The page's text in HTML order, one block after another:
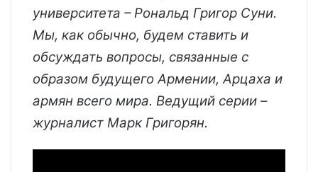
университета – Рональд Григор Суни.
Мы, как обычно, будем ставить и
обсуждать вопросы, связанные с
образом будущего Армении, Арцаха и
армян всего мира. Ведущий серии –
журналист Марк Григорян.